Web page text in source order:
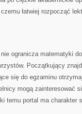
łatwiej rozpocząć
ogranicza matematyki
Początkujący
się do egzaminu
mogą zainteresować
temu portal ma charakter